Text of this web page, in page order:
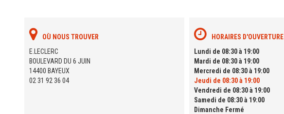
OÙ NOUS TROUVER
E.LECLERC
BOULEVARD DU 6 JUIN
14400 BAYEUX
02 31 92 36 04
HORAIRES D'OUVERTURE
Lundi de 08:30 à 19:00
Mardi de 08:30 à 19:00
Mercredi de 08:30 à 19:00
Jeudi de 08:30 à 19:00
Vendredi de 08:30 à 19:00
Samedi de 08:30 à 19:00
Dimanche Fermé